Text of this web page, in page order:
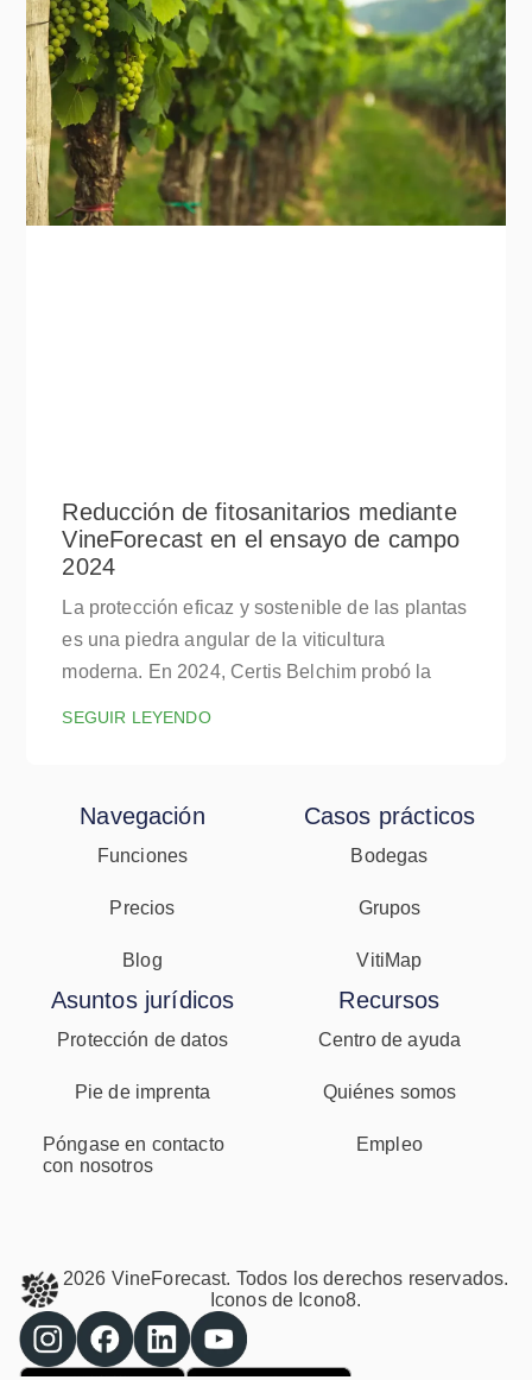
Reducción de fitosanitarios mediante
VineForecast en el ensayo de campo
2024
La protección eficaz y sostenible de las plantas
es una piedra angular de la viticultura
moderna. En 2024, Certis Belchim probó la
SEGUIR LEYENDO
Navegación
Funciones
Precios
Blog
Casos prácticos
Bodegas
Grupos
VitiMap
Asuntos jurídicos
Protección de datos
Pie de imprenta
Póngase en contacto
con nosotros
Recursos
Centro de ayuda
Quiénes somos
Empleo
2026 VineForecast. Todos los derechos reservados.
Iconos de Icono8.